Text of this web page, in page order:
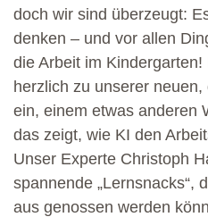
doch wir sind überzeugt:
denken – und vor allen
die Arbeit im
herzlich zu unserer neuen,
ein, einem etwas anderen
das zeigt, wie KI den
Unser Experte Christoph
spannende „Lernsnacks“,
aus genossen werden